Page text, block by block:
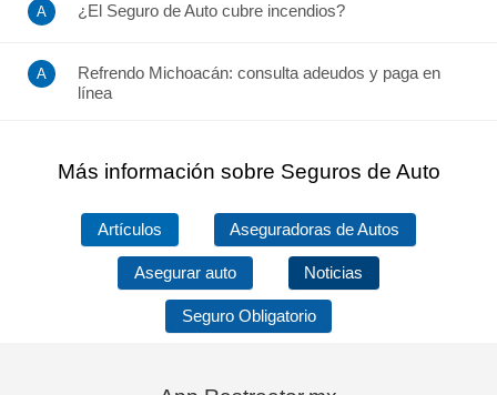
¿El Seguro de Auto cubre incendios?
Refrendo Michoacán: consulta adeudos y paga en
línea
Más información sobre Seguros de Auto
Artículos Aseguradoras de Autos
Asegurar auto Noticias
Seguro Obligatorio